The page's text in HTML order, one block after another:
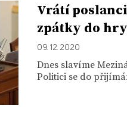
Vrátí
zpátky do
09. 12. 2020
Dnes slavíme
Politici se do